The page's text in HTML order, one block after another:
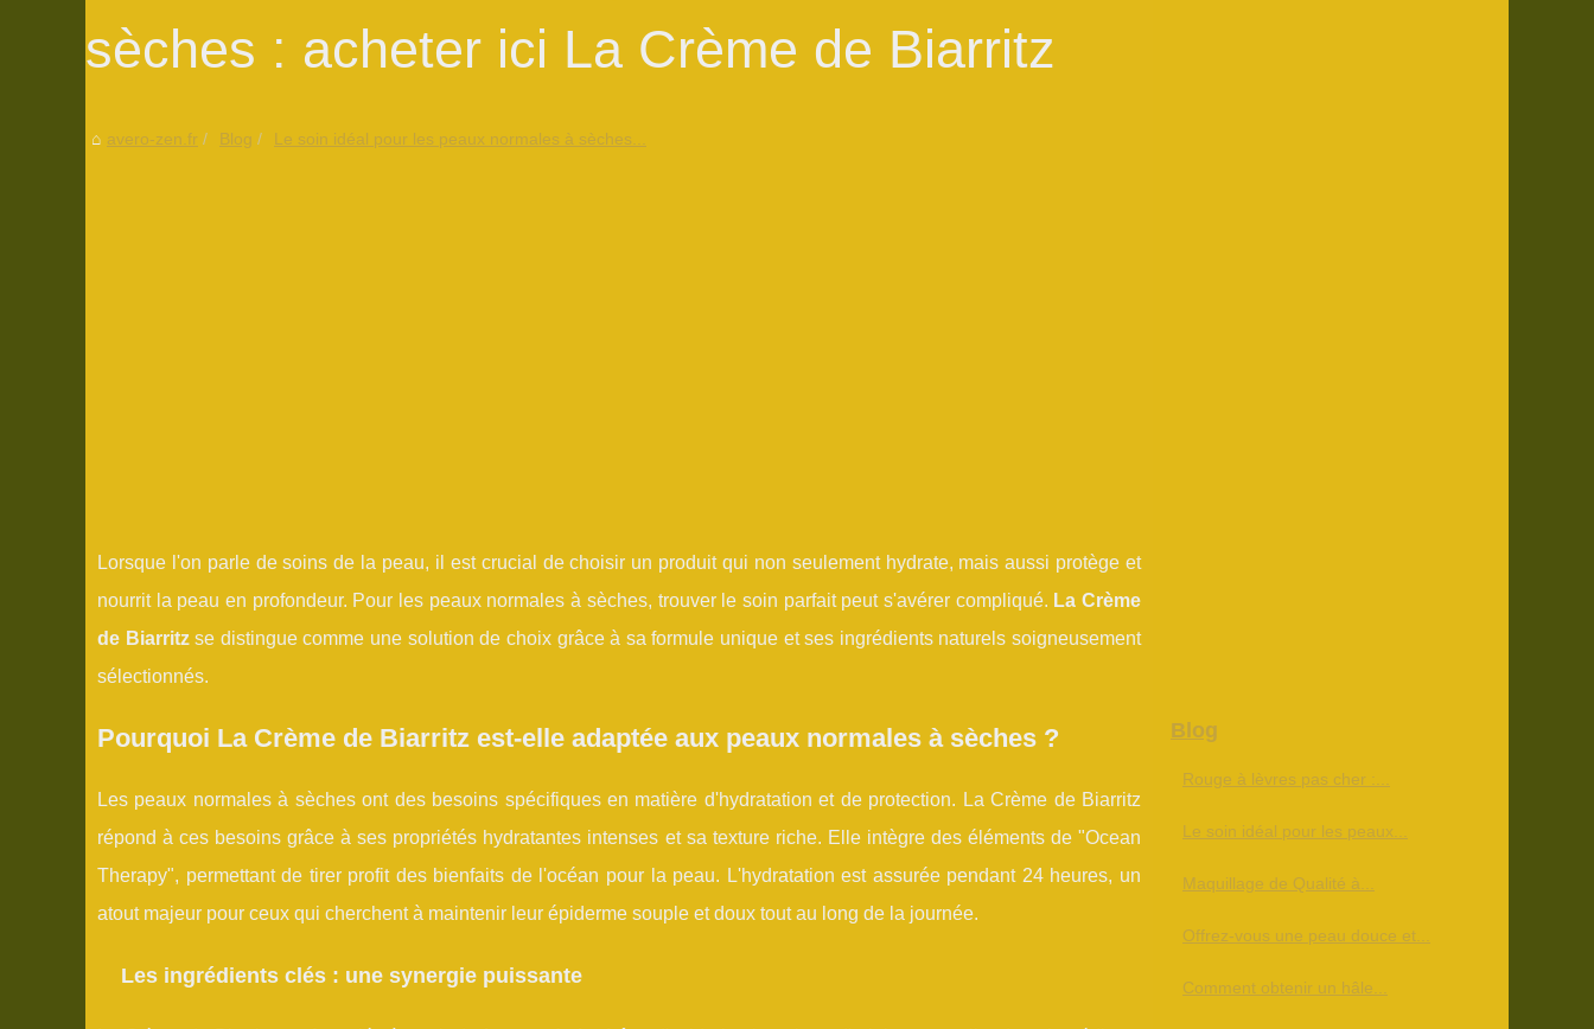
sèches : acheter ici La Crème de Biarritz
avero-zen.fr Blog Le soin idéal pour les peaux normales à sèches...
Lorsque l'on parle de soins de la peau, il est crucial de choisir un produit qui non seulement hydrate, mais aussi protège et
nourrit la peau en profondeur. Pour les peaux normales à sèches, trouver le soin parfait peut s'avérer compliqué. La Crème
de Biarritzse distingue comme une solution de choix grâce à sa formule unique et ses ingrédients naturels soigneusement
sélectionnés.
Pourquoi La Crème de Biarritz est-elle adaptée aux peaux normales à sèches ?
Les peaux normales à sèches ont des besoins spécifiques en matière d'hydratation et de protection. La Crème de Biarritz
répond à ces besoins grâce à ses propriétés hydratantes intenses et sa texture riche. Elle intègre des éléments de "Ocean
Therapy", permettant de tirer profit des bienfaits de l'océan pour la peau. L'hydratation est assurée pendant 24 heures, un
atout majeur pour ceux qui cherchent à maintenir leur épiderme souple et doux tout au long de la journée.
Les ingrédients clés : une synergie puissante
Blog
Rouge à lèvres pas cher :...
Le soin idéal pour les peaux...
Maquillage de Qualité à...
Offrez-vous une peau douce et...
Comment obtenir un hâle...